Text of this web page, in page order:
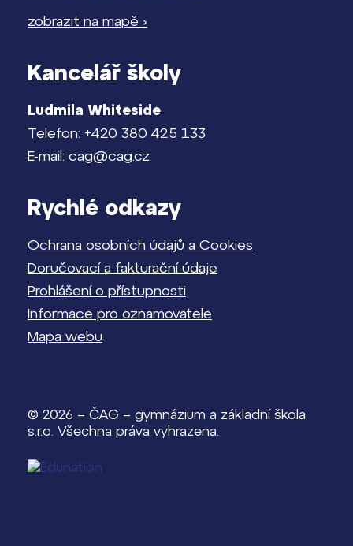
zobrazit na mapě ›
Kancelář školy
Ludmila Whiteside
Telefon: +420 380 425 133
E-mail: cag@cag.cz
Rychlé odkazy
Ochrana osobních údajů a Cookies
Doručovací a fakturační údaje
Prohlášení o přístupnosti
Informace pro oznamovatele
Mapa webu
© 2026 – ČAG – gymnázium a základní škola
s.r.o. Všechna práva vyhrazena.